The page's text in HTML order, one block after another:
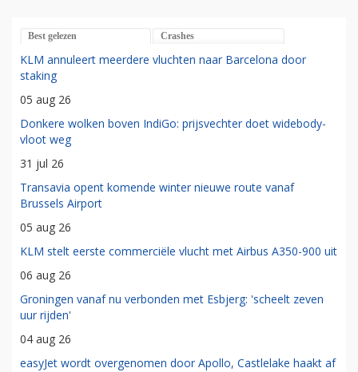
Best gelezen Crashes
KLM annuleert meerdere vluchten naar Barcelona door
staking
05 aug 26
Donkere wolken boven IndiGo: prijsvechter doet widebody-
vloot weg
31 jul 26
Transavia opent komende winter nieuwe route vanaf
Brussels Airport
05 aug 26
KLM stelt eerste commerciële vlucht met Airbus A350-900 uit
06 aug 26
Groningen vanaf nu verbonden met Esbjerg: 'scheelt zeven
uur rijden'
04 aug 26
easyJet wordt overgenomen door Apollo, Castlelake haakt af